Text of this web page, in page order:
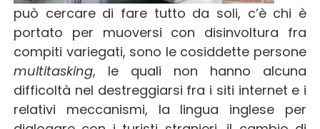
può cercare di fare tutto da soli, c’è chi è
portato per muoversi con disinvoltura fra
compiti variegati, sono le cosiddette persone
multitasking, le quali non hanno alcuna
difficoltà nel destreggiarsi fra i siti internet e i
relativi meccanismi, la lingua inglese per